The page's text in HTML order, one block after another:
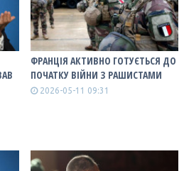
ФРАНЦІЯ АКТИВНО ГОТУЄТЬСЯ ДО
ПОЧАТКУ ВІЙНИ З РАШИСТАМИ
2026-05-11 09:31